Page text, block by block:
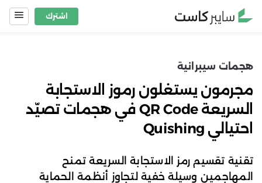
Skip
اشترك
هجمات سيبرانية
مجرمون يستغلون رموز الاستجابة
السريعة QR Code في هجمات تصيّد
احتيالي Quishing
تقنية تقسيم رمز الاستجابة السريعة تمنح
المهاجمين وسيلة خفية لتجاوز أنظمة الحماية